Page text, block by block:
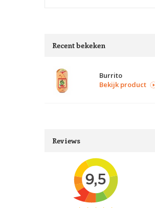
Recent bekeken
Burrito
Bekijk product
Reviews